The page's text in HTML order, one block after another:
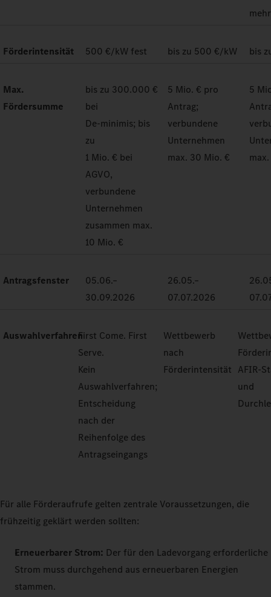
mehr
Förderintensität 500 €/kW fest bis zu 500 €/kW bis
Max.
Fördersumme
bis zu 300.000 €
bei
De-minimis; bis
zu
1 Mio. € bei
AGVO,
verbundene
Unternehmen
zusammen max.
10 Mio. €
5 Mio. € pro
Antrag;
verbundene
Unternehmen
max. 30 Mio. €
5
Antragsfenster
05.06.–
30.09.2026
26.05.–
07.07.2026
AuswahlverfahrenFirst Come. First
Serve.
Kein
Auswahlverfahren;
Entscheidung
nach der
Reihenfolge des
Antragseingangs
Wettbewerb
nach
Förderintensität AFIR-
und
Für alle Förderaufrufe gelten zentrale Voraussetzungen, die
frühzeitig geklärt werden sollten:
Erneuerbarer Strom: Der für den Ladevorgang erforderliche
Strom muss durchgehend aus erneuerbaren Energien
stammen.